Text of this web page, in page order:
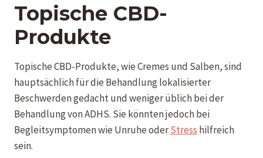
Topische CBD-
Produkte
Topische CBD-Produkte, wie Cremes und Salben, sind
hauptsächlich für die Behandlung lokalisierter
Beschwerden gedacht und weniger üblich bei der
Behandlung von ADHS. Sie könnten jedoch bei
Begleitsymptomen wie Unruhe oderStress hilfreich
sein.